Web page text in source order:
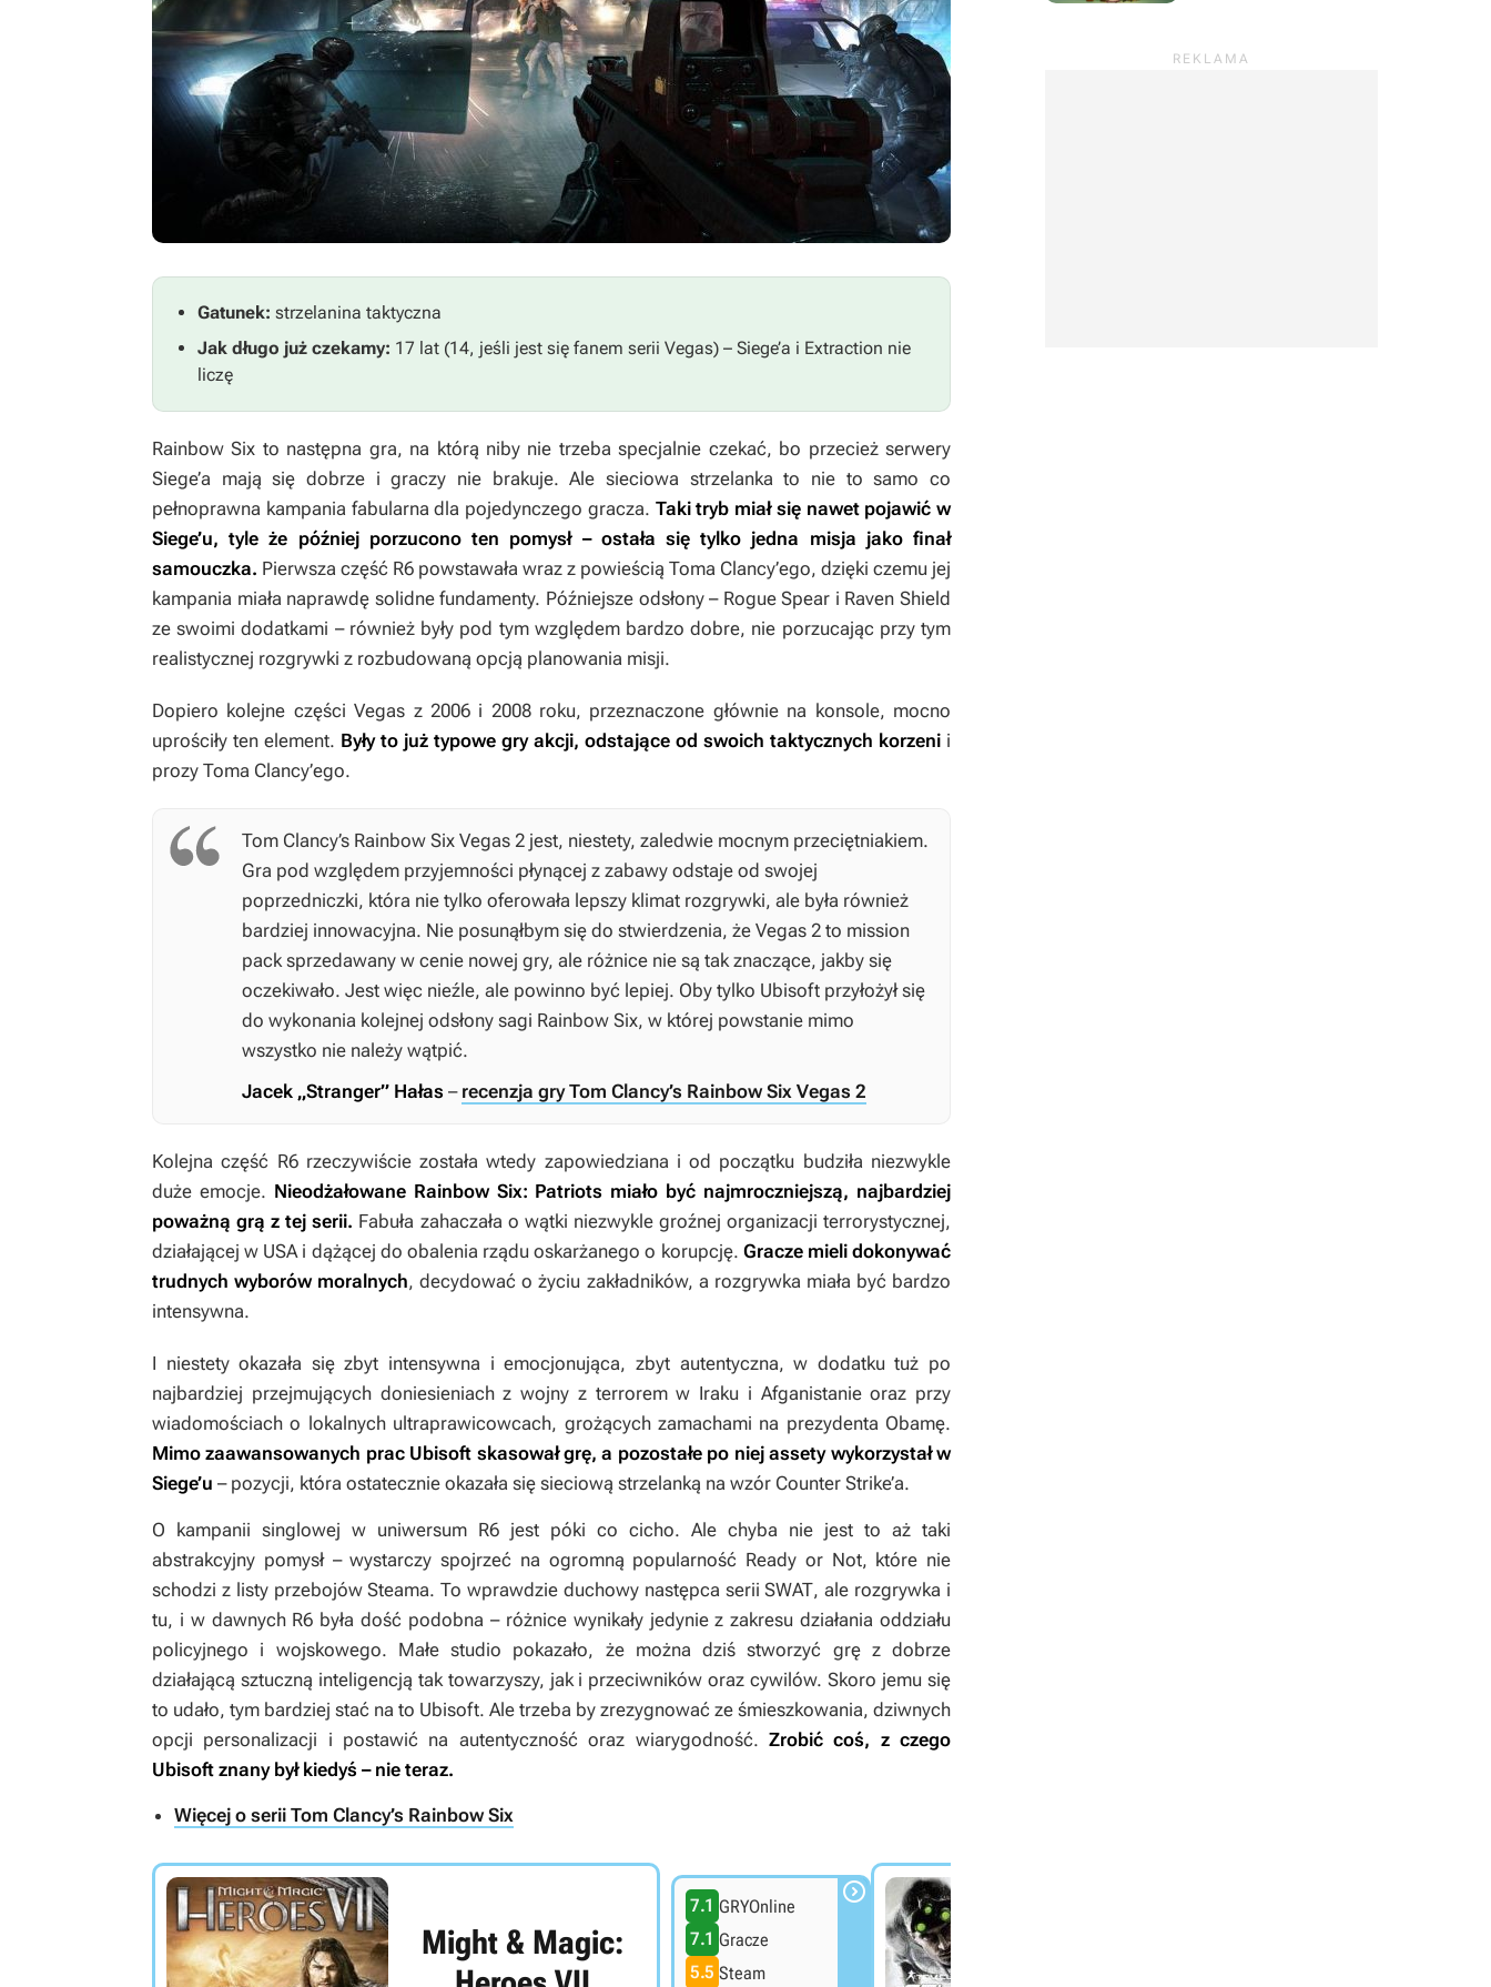
Gatunek: strzelanina taktyczna
Jak długo już czekamy: 17 lat (14, jeśli jest się fanem serii Vegas) – Siege’a i Extraction nie
liczę
Rainbow Six to następna gra, na którą niby nie trzeba specjalnie czekać, bo przecież serwery
Siege’a mają się dobrze i graczy nie brakuje. Ale sieciowa strzelanka to nie to samo co
pełnoprawna kampania fabularna dla pojedynczego gracza. Taki tryb miał się nawet pojawić w
Siege’u, tyle że później porzucono ten pomysł – ostała się tylko jedna misja jako finał
samouczka. Pierwsza część R6 powstawała wraz z powieścią Toma Clancy’ego, dzięki czemu jej
kampania miała naprawdę solidne fundamenty. Późniejsze odsłony – Rogue Spear i Raven Shield
ze swoimi dodatkami – również były pod tym względem bardzo dobre, nie porzucając przy tym
realistycznej rozgrywki z rozbudowaną opcją planowania misji.
Dopiero kolejne częściVegas z 2006 i 2008 roku, przeznaczone głównie na konsole, mocno
uprościły ten element. Były to już typowe gry akcji, odstające od swoich taktycznych korzeni i
prozy Toma Clancy’ego.
Tom Clancy’s Rainbow Six Vegas 2 jest, niestety, zaledwie mocnym przeciętniakiem.
Gra pod względem przyjemności płynącej z zabawy odstaje od swojej
poprzedniczki, która nie tylko oferowała lepszy klimat rozgrywki, ale była również
bardziej innowacyjna. Nie posunąłbym się do stwierdzenia, że Vegas 2 to mission
pack sprzedawany w cenie nowej gry, ale różnice nie są tak znaczące, jakby się
oczekiwało. Jest więc nieźle, ale powinno być lepiej. Oby tylko Ubisoft przyłożył się
do wykonania kolejnej odsłony sagi Rainbow Six, w której powstanie mimo
wszystko nie należy wątpić.
Jacek „Stranger” Hałas – recenzja gry Tom Clancy’s Rainbow Six Vegas 2
Kolejna część R6rzeczywiście została wtedy zapowiedziana i od początku budziła niezwykle
duże emocje. Nieodżałowane Rainbow Six: Patriots miało być najmroczniejszą, najbardziej
poważną grą z tej serii. Fabuła zahaczała o wątki niezwykle groźnej organizacji terrorystycznej,
działającej w USA i dążącej do obalenia rządu oskarżanego o korupcję. Gracze mieli dokonywać
trudnych wyborów moralnych, decydować o życiu zakładników, a rozgrywka miała być bardzo
intensywna.
I niestety okazała się zbyt intensywna i emocjonująca, zbyt autentyczna, w dodatku tuż po
najbardziej przejmujących doniesieniach z wojny z terrorem w Iraku i Afganistanie oraz przy
wiadomościach o lokalnych ultraprawicowcach, grożących zamachami na prezydenta Obamę.
Mimo zaawansowanych prac Ubisoft skasował grę, a pozostałe po niej assety wykorzystał w
Siege’u – pozycji, która ostatecznie okazała się sieciową strzelanką na wzór Counter Strike’a.
O kampanii singlowej w uniwersum R6 jest póki co cicho. Ale chyba nie jest to aż taki
abstrakcyjny pomysł – wystarczy spojrzeć na ogromną popularność Ready or Not, które nie
schodzi z listy przebojów Steama. To wprawdzie duchowy następca seriiSWAT, ale rozgrywka i
tu, i w dawnych R6 była dość podobna – różnice wynikały jedynie z zakresu działania oddziału
policyjnego i wojskowego. Małe studio pokazało, że można dziś stworzyć grę z dobrze
działającą sztuczną inteligencją tak towarzyszy, jak i przeciwników oraz cywilów. Skoro jemu się
to udało, tym bardziej stać na to Ubisoft. Ale trzeba by zrezygnować ze śmieszkowania, dziwnych
opcji personalizacji i postawić na autentyczność oraz wiarygodność. Zrobić coś, z czego
Ubisoft znany był kiedyś – nie teraz.
Więcej o serii Tom Clancy’s Rainbow Six
Might & Magic:
7.1 GRYOnline
7.1 Gracze
5.5 Steam

wszystkiego